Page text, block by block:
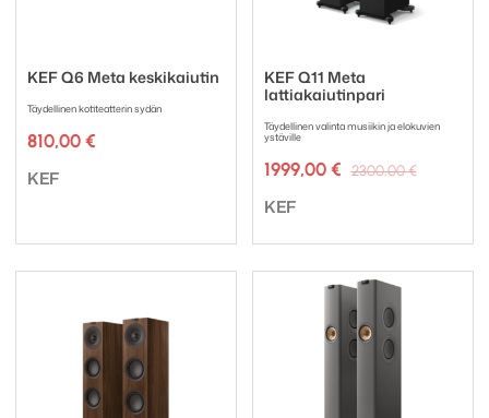
KEF Q6 Meta keskikaiutin
Täydellinen kotiteatterin sydän
810,00 €
Tuotemerkki:
KEF
KEF Q11 Meta
lattiakaiutinpari
Täydellinen valinta musiikin ja elokuvien
ystäville
2300,00€
1999,00 €
Tuotemerkki:
KEF